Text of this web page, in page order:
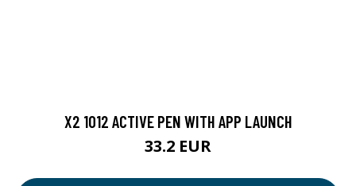
X2 1012 ACTIVE PEN WITH APP LAUNCH
33.2 EUR